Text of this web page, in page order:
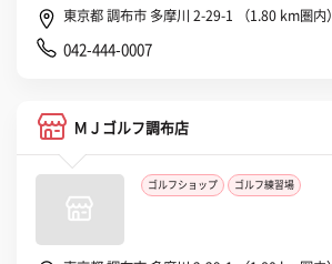
東京都 調布市 多摩川 2-29-1 （1.80 km圏内）
042-444-0007
ＭＪゴルフ調布店
ゴルフショップ ゴルフ練習場